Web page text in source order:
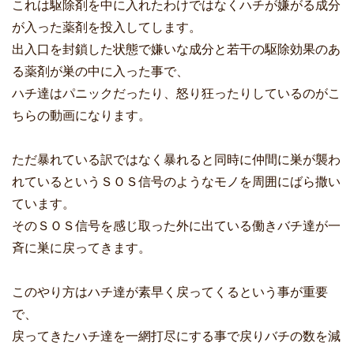
これは駆除剤を中に入れたわけではなくハチが嫌がる成分
が入った薬剤を投入してします。
出入口を封鎖した状態で嫌いな成分と若干の駆除効果のあ
る薬剤が巣の中に入った事で、
ハチ達はパニックだったり、怒り狂ったりしているのがこ
ちらの動画になります。
ただ暴れている訳ではなく暴れると同時に仲間に巣が襲わ
れているというＳＯＳ信号のようなモノを周囲にばら撒い
ています。
そのＳＯＳ信号を感じ取った外に出ている働きバチ達が一
斉に巣に戻ってきます。
このやり方はハチ達が素早く戻ってくるという事が重要
で、
戻ってきたハチ達を一網打尽にする事で戻りバチの数を減